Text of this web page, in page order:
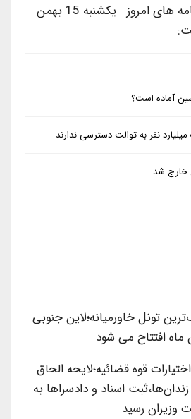
مهمترین عناوین روزنامه های امروز یکشنبه 15 بهمن
آماده است؟
نفر به توالت دسترسی ندارند
خارج شد
تونل خاورمیانه؛لاین جنوبی
قوه قضائيه؛لايحه الحاق
اسناد و دادسراها به
رسيد